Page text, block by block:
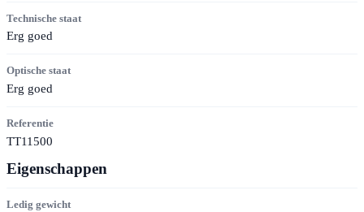
Technische staat
Erg goed
Optische staat
Erg goed
Referentie
TT11500
Eigenschappen
Ledig gewicht